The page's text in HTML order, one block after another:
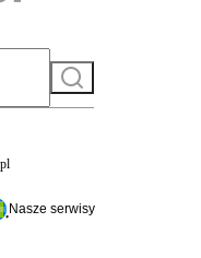
Szukaj
się w nowej karcie
otwiera się w nowej karcie
Nasze serwisy